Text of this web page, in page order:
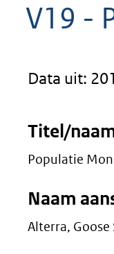
toegestaan
V19 -
Data uit:
Titel/
Populatie
Naam
Alterra, Goose